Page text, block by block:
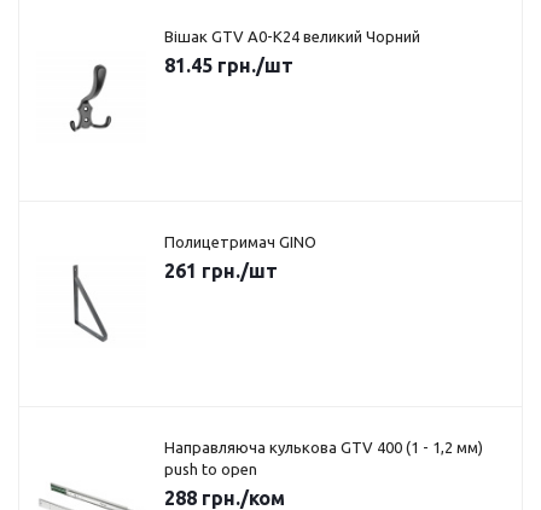
Вішак GTV A0-K24 великий Чорний
81.45 грн./шт
Полицетримач GINO
261 грн./шт
Направляюча кулькова GTV 400 (1 - 1,2 мм)
push to open
288 грн./ком